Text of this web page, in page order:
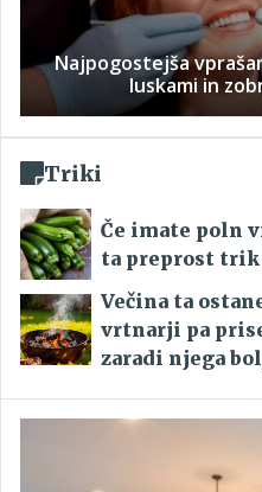
Najpogostejša
luskami in
Triki
Če imate poln
ta preprost trik
Večina ta
vrtnarji pa
zaradi njega